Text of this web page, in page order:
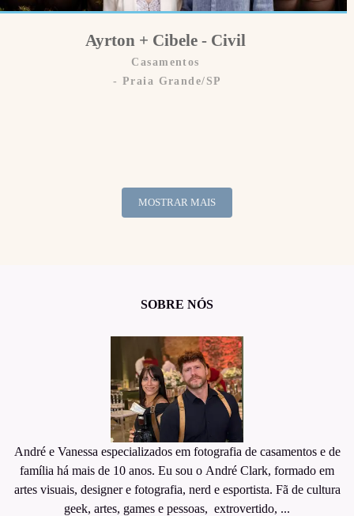
Ayrton + Cibele - Civil
Casamentos
Praia Grande/SP
MOSTRAR MAIS
SOBRE NÓS
André e Vanessa especializados em fotografia de casamentos e de
família há mais de 10 anos. Eu sou o André Clark, formado em
artes visuais, designer e fotografia, nerd e esportista. Fã de cultura
geek, artes, games e pessoas, extrovertido, ...